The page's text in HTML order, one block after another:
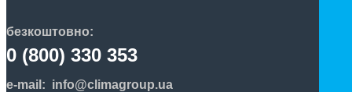
безкоштовно:
0 (800) 330 353
e-mail: info@climagroup.ua